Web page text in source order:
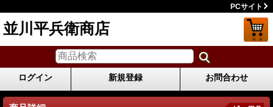
PCサイト
並川平兵衛商店
ログイン 新規登録 お問合わせ